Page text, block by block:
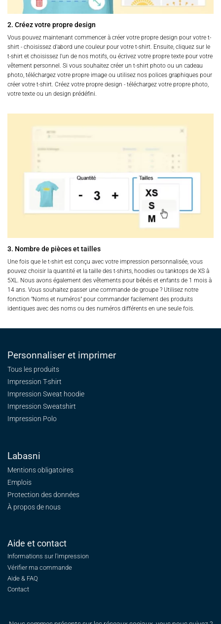
2. Créez votre propre design
Vous pouvez maintenant commencer à créer votre propre design pour votre t-
shirt - choisissez d'abord une couleur pour votre t-shirt. Ensuite, cliquez sur le
t-shirt et choisissez l'un de nos motifs, ou écrivez votre propre texte pour votre
vêtement personnel. Si vous souhaitez créer un t-shirt photo ou un cadeau
photo, téléchargez votre propre image ou utilisez nos polices graphiques pour
créer votre t-shirt. Créez votre propre design - téléchargez votre propre photo,
votre texte ou un design prédéfini.
3. Nombre de pièces et tailles
Une fois que le t-shirt est conçu avec votre impression personnalisée, vous
pouvez choisir la quantité et la taille des t-shirts, hoodies ou tanktops de XS à
5XL. Nous avons également des vêtements pour bébés et enfants de 1 mois à
14 ans. Vous souhaitez passer une commande de groupe ? Utilisez notre
fonction "Noms et numéros" pour commander facilement des produits
identiques avec des noms ou des numéros différents en une seule fois.
Personnaliser et imprimer
Tous les produits
Impression T-shirt
Impression Sweat hoodie
Impression Sweatshirt
Impression Polo
Labasni
Mentions obligatoires
Emplois
Protection des données
À propos de nous
Aide et contact
Informations sur l'impression
Vérifier ma commande
Aide & FAQ
Contact